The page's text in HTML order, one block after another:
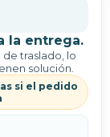
la entrega.
traslado, lo
solución.
si el pedido